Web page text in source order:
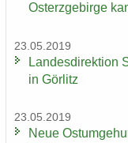
Osterzgebirge
23.05.2019
Lan­des­di­rek­ti­on
in Gör­litz
23.05.2019
Neue